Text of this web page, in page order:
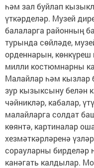
һәм зал буйлап
үткәрделәр. Музей
балаларга районның
турында сөйләде,
орденнарын,
милли костюмнарны
Малайлар һәм кызлар
зур кызыксыну белән
чәйникләр, кабалар,
малайларга солдат
көянтә, картиналар
хезмәткәрләренә
сорауларны бирделәр
канәгать калдылар.